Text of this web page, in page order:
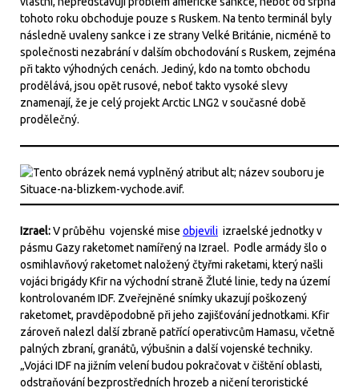
tohoto roku obchoduje pouze s Ruskem. Na tento terminál byly
následně uvaleny sankce i ze strany Velké Británie, nicméně to
společnosti nezabrání v dalším obchodování s Ruskem, zejména
při takto výhodných cenách. Jediný, kdo na tomto obchodu
prodělává, jsou opět rusové, neboť takto vysoké slevy
znamenají, že je celý projekt Arctic LNG2 v současné době
prodělečný.
Izrael:V průběhu vojenské mise objevili izraelské jednotky v
pásmu Gazy raketomet namířený na Izrael. Podle armády šlo o
osmihlavňový raketomet naložený čtyřmi raketami, který našli
vojáci brigády Kfir na východní straně Žluté linie, tedy na území
kontrolovaném IDF. Zveřejněné snímky ukazují poškozený
raketomet, pravděpodobně při jeho zajišťování jednotkami. Kfir
zároveň nalezl další zbraně patřící operativcům Hamasu, včetně
palných zbraní, granátů, výbušnin a další vojenské techniky.
„Vojáci IDF na jižním velení budou pokračovat v čištění oblasti,
odstraňování bezprostředních hrozeb a ničení teroristické